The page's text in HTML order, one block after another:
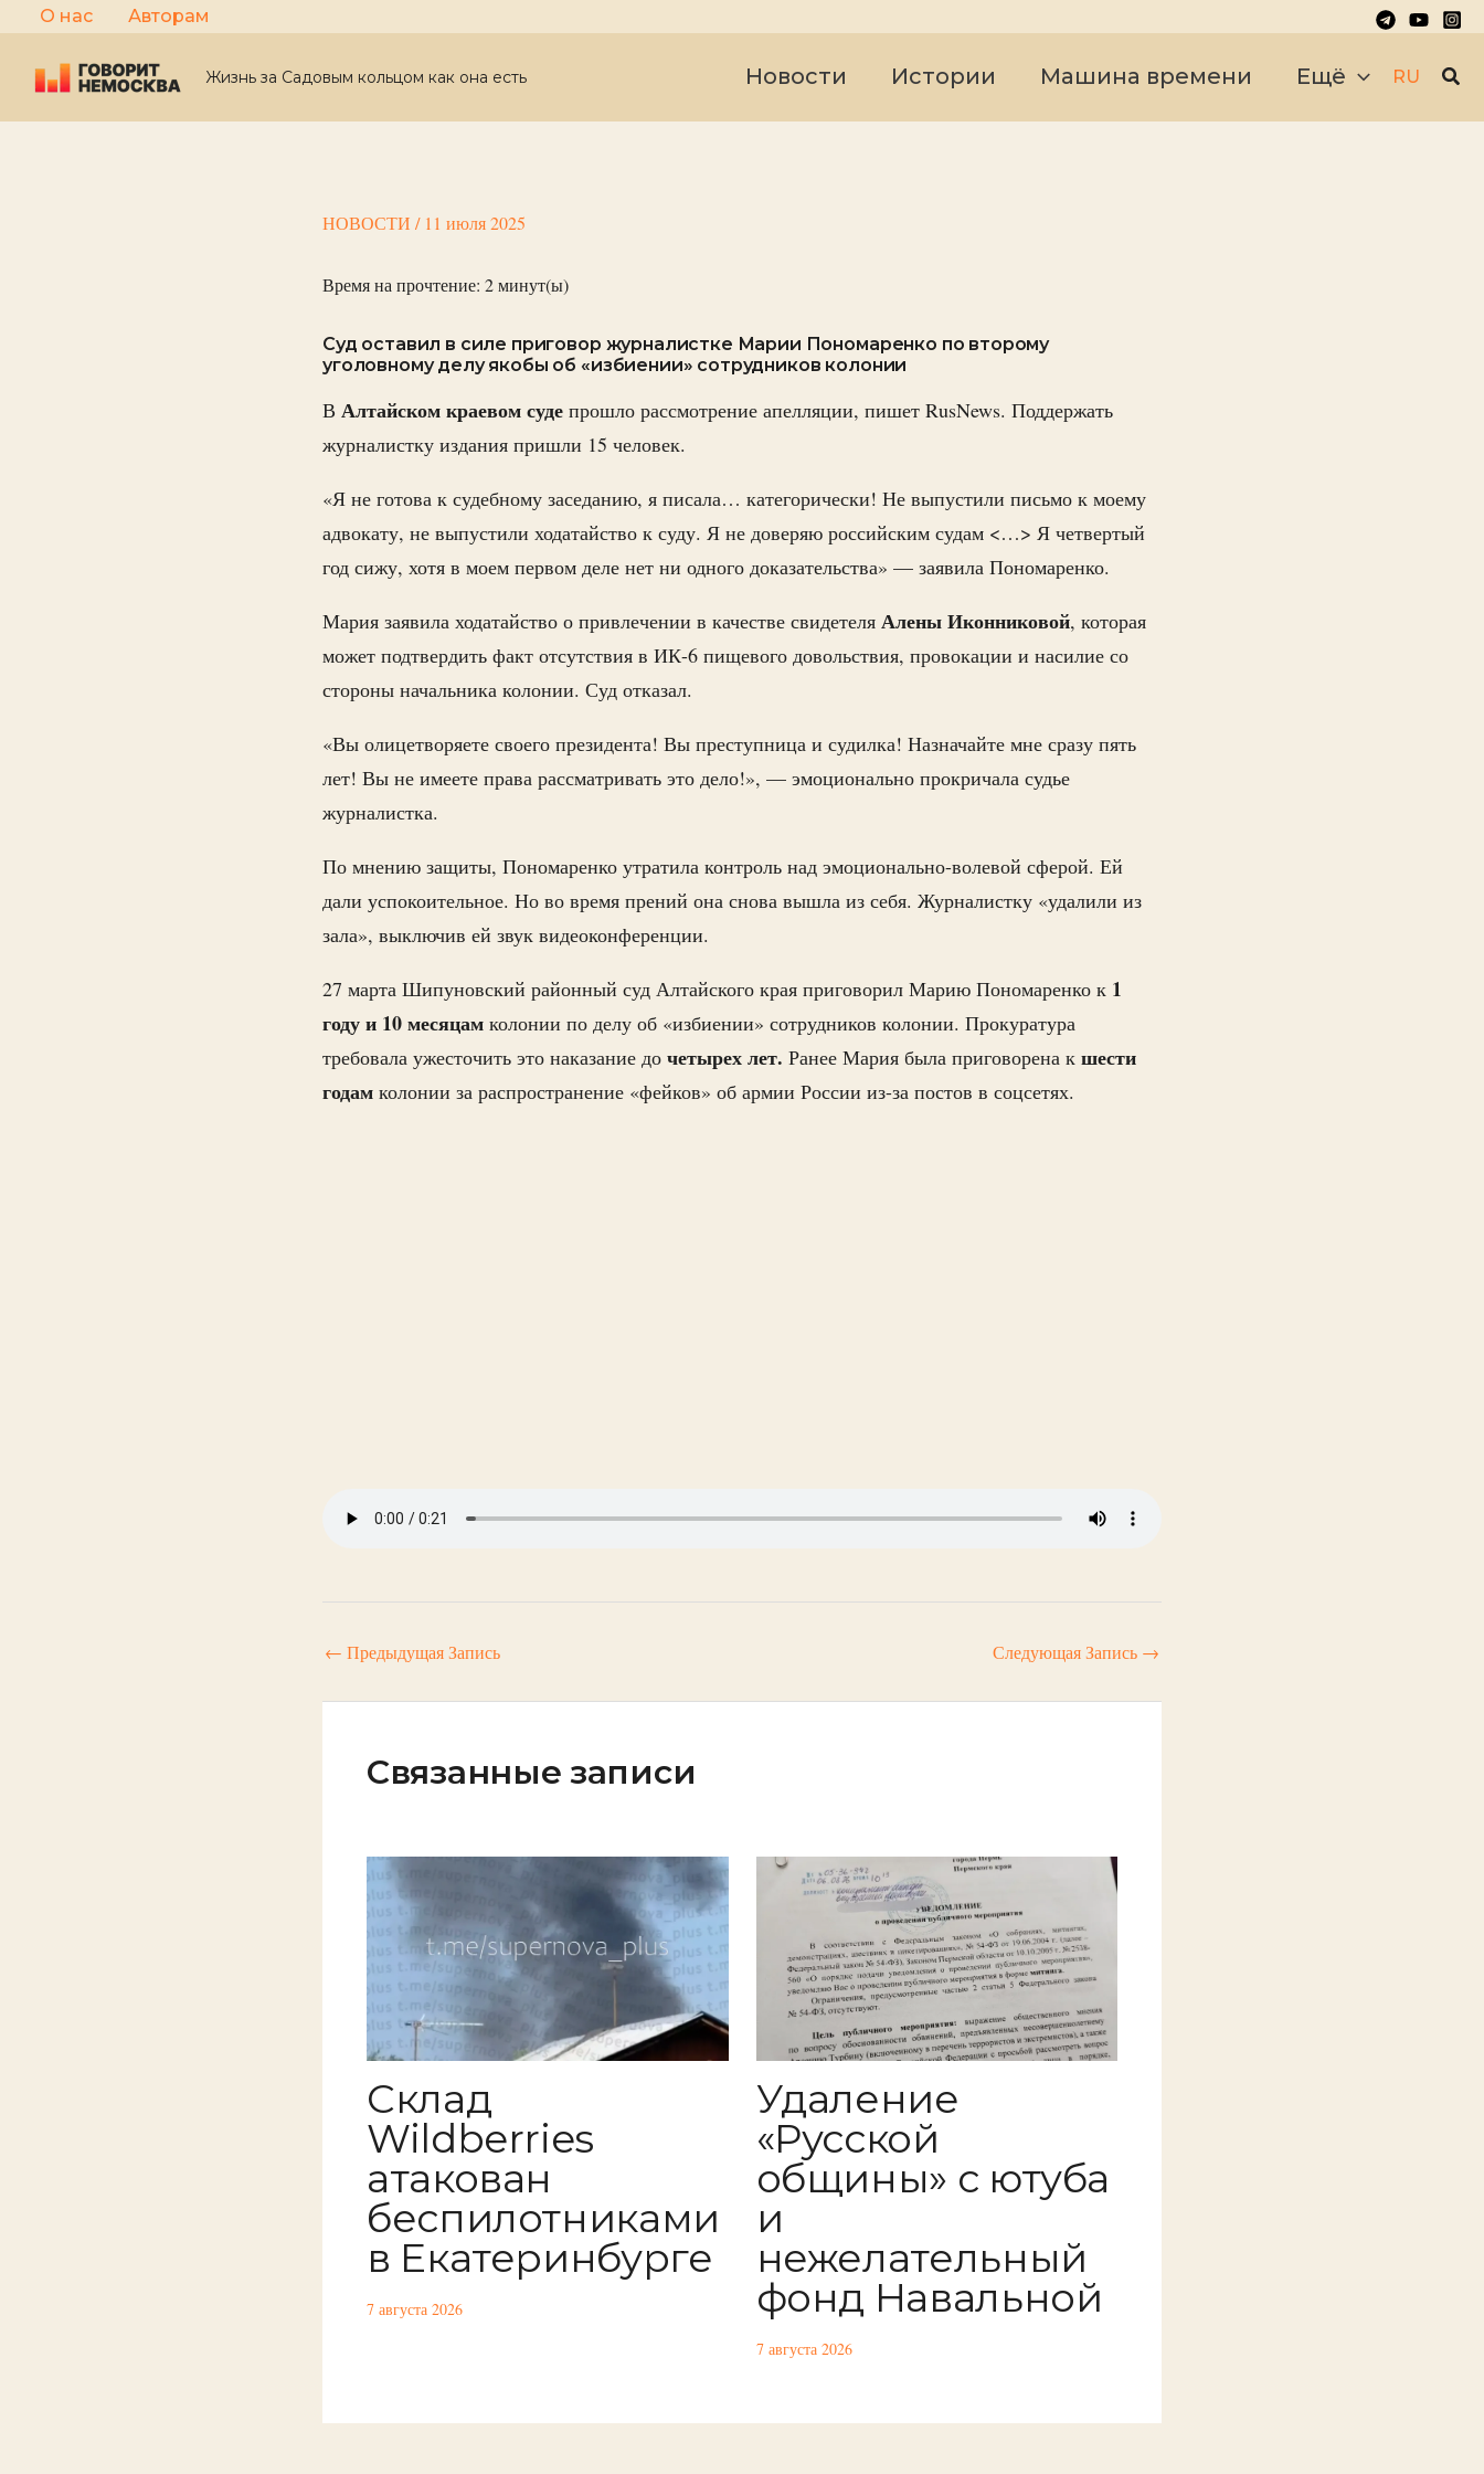
Перейти
к
содержимому
О нас Авторам
Жизнь за Садовым кольцом как она есть Новости Истории Машина времени Ещё RU
НОВОСТИ / 11 июля 2025
Время на прочтение: 2минут(ы)
Суд оставил в силе приговор журналистке Марии Пономаренко по второму
уголовному делу якобы об «избиении» сотрудников колонии
В Алтайском краевом суде прошло рассмотрение апелляции, пишет RusNews. Поддержать
журналистку издания пришли 15 человек.
«Я не готова к судебному заседанию, я писала… категорически! Не выпустили письмо к моему
адвокату, не выпустили ходатайство к суду. Я не доверяю российским судам <…> Я четвертый
год сижу, хотя в моем первом деле нет ни одного доказательства» — заявила Пономаренко.
Мария заявила ходатайство о привлечении в качестве свидетеля Алены Иконниковой, которая
может подтвердить факт отсутствия в ИК-6 пищевого довольствия, провокации и насилие со
стороны начальника колонии. Суд отказал.
«Вы олицетворяете своего президента! Вы преступница и судилка! Назначайте мне сразу пять
лет! Вы не имеете права рассматривать это дело!», — эмоционально прокричала судье
журналистка.
По мнению защиты, Пономаренко утратила контроль над эмоционально-волевой сферой. Ей
дали успокоительное. Но во время прений она снова вышла из себя. Журналистку «удалили из
зала», выключив ей звук видеоконференции.
27 марта Шипуновский районный суд Алтайского края приговорил Марию Пономаренко к 1
году и 10 месяцам колонии по делу об «избиении» сотрудников колонии. Прокуратура
требовала ужесточить это наказание до четырех лет. Ранее Мария была приговорена к шести
годам колонии за распространение «фейков» об армии России из-за постов в соцсетях.
← Предыдущая Запись Следующая Запись →
Связанные записи
Склад
Wildberries
атакован
беспилотниками
в Екатеринбурге
7 августа 2026
Удаление
«Русской
общины» с ютуба
и
нежелательный
фонд Навальной
7 августа 2026